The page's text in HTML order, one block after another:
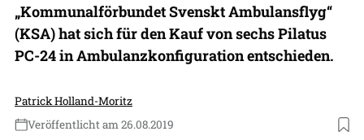
„Kommunalförbundet Svenskt Ambulansflyg“
(KSA) hat sich für den Kauf von sechs Pilatus
PC-24 in Ambulanzkonfiguration entschieden.
Patrick Holland-Moritz
Veröffentlicht am 26.08.2019
Foto: Pilatus Aircraft Ltd